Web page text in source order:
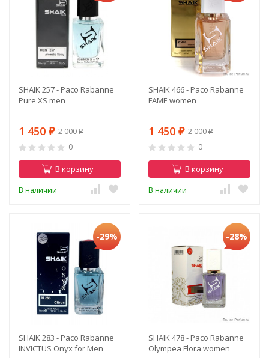
SHAIK 257 - Paco Rabanne
Pure XS men
1 450 ₽ 2 000₽
0
В корзину
В наличии
SHAIK 466 - Paco Rabanne
FAME women
1 450 ₽ 2 000₽
0
В корзину
В наличии
-29%
SHAIK 283 - Paco Rabanne
INVICTUS Onyx for Men
-28%
SHAIK 478 - Paco Rabanne
Olympea Flora women